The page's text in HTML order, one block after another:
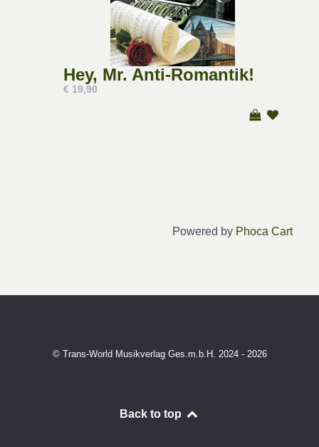
Hey, Mr. Anti-Romantik!
€ 19,90
Powered by Phoca Cart
© Trans-World Musikverlag Ges.m.b.H. 2024 - 2026
Back to top